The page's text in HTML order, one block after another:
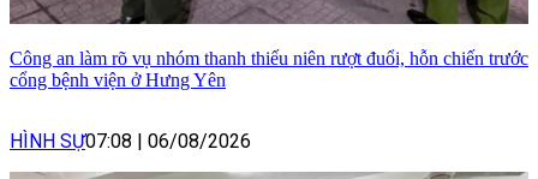
Công an làm rõ vụ nhóm thanh thiếu niên rượt đuổi, hỗn chiến trước
cổng bệnh viện ở Hưng Yên
HÌNH SỰ07:08 06/08/2026